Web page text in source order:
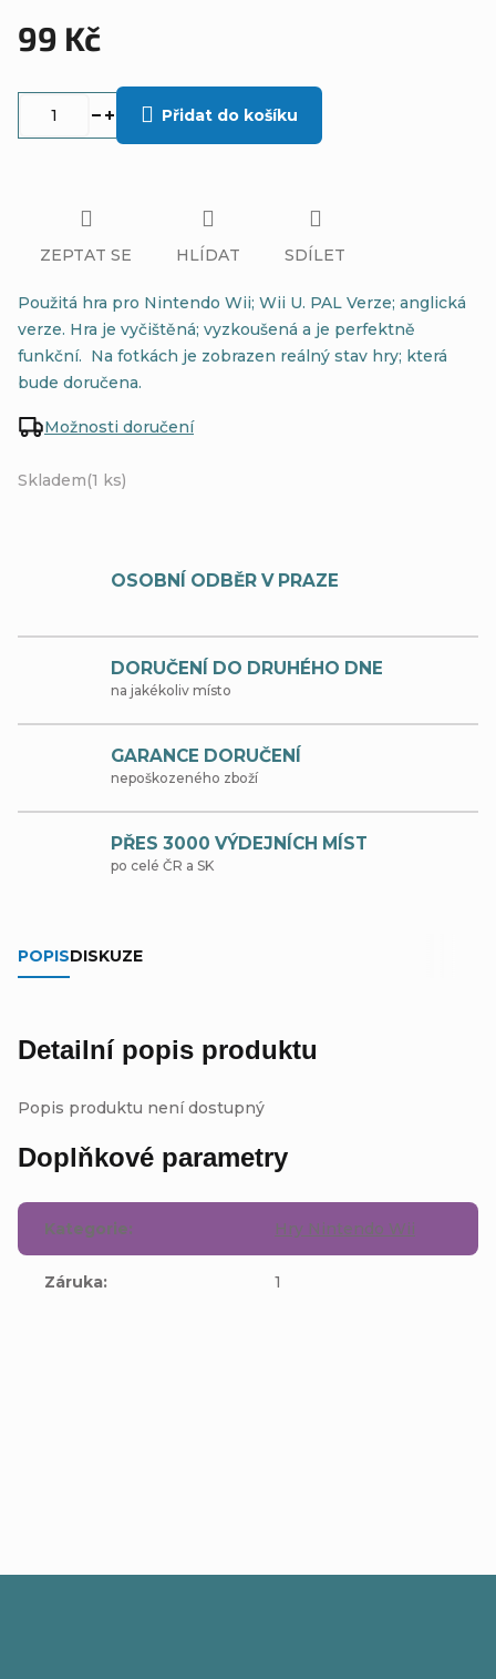
99 Kč
Skladem(1 ks)
Možnosti doručení
Přidat do košíku
Použitá hra pro Nintendo Wii; Wii U. PAL Verze; anglická
verze. Hra je vyčištěná; vyzkoušená a je perfektně
funkční. Na fotkách je zobrazen reálný stav hry; která
bude doručena.
ZEPTAT SE HLÍDAT SDÍLET
OSOBNÍ ODBĚR V PRAZE
DORUČENÍ DO DRUHÉHO DNE
na jakékoliv místo
GARANCE DORUČENÍ
nepoškozeného zboží
PŘES 3000 VÝDEJNÍCH MÍST
po celé ČR a SK
POPISDISKUZE
Detailní popis produktu
Popis produktu není dostupný
Doplňkové parametry
Kategorie: Hry Nintendo Wii
Záruka: 1